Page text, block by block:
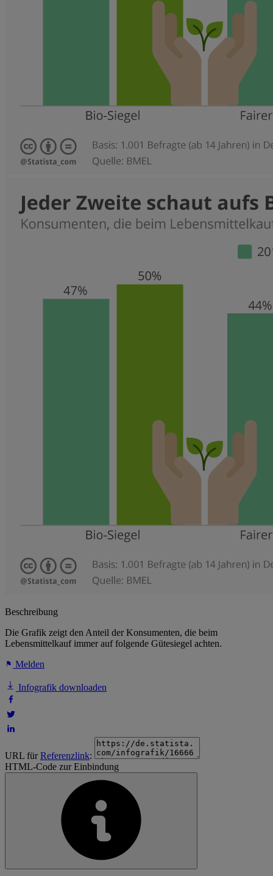
Beschreibung
Die Grafik zeigt den Anteil der Konsumenten, die beim
Lebensmittelkauf immer auf folgende Gütesiegel achten.
Melden
Infografik downloaden
URL fürReferenzlink:
HTML-Code zur Einbindung